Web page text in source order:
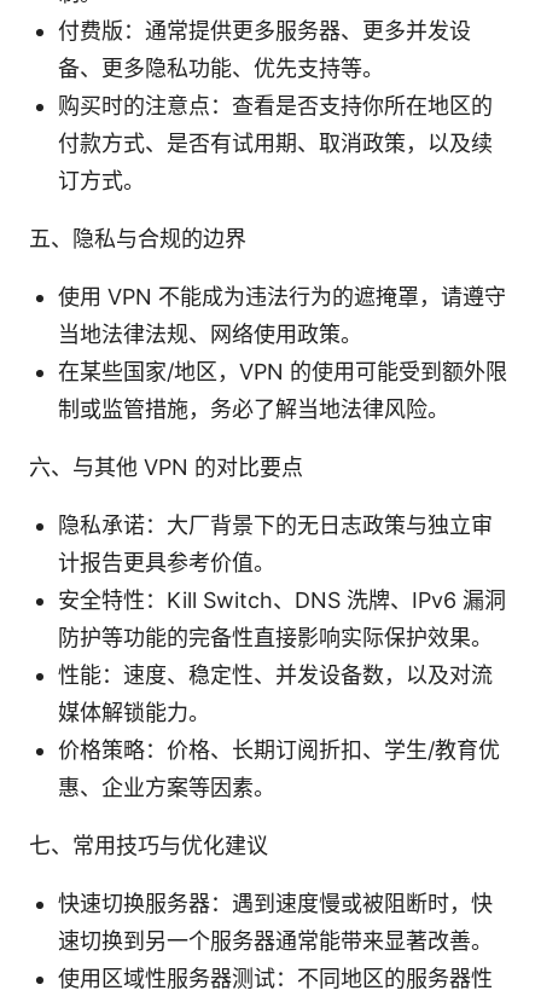
付费版：通常提供更多服务器、更多并发设
备、更多隐私功能、优先支持等。
购买时的注意点：查看是否支持你所在地区的
付款方式、是否有试用期、取消政策，以及续
订方式。
五、隐私与合规的边界
使用 VPN 不能成为违法行为的遮掩罩，请遵守
当地法律法规、网络使用政策。
在某些国家/地区，VPN 的使用可能受到额外限
制或监管措施，务必了解当地法律风险。
六、与其他 VPN 的对比要点
隐私承诺：大厂背景下的无日志政策与独立审
计报告更具参考价值。
安全特性：Kill Switch、DNS 洗牌、IPv6 漏洞
防护等功能的完备性直接影响实际保护效果。
性能：速度、稳定性、并发设备数，以及对流
媒体解锁能力。
价格策略：价格、长期订阅折扣、学生/教育优
惠、企业方案等因素。
七、常用技巧与优化建议
快速切换服务器：遇到速度慢或被阻断时，快
速切换到另一个服务器通常能带来显著改善。
使用区域性服务器测试：不同地区的服务器性